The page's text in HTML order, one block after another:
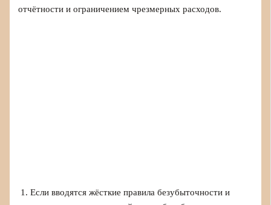
отчётности и ограничением чрезмерных расходов.
Если вводятся жёсткие правила безубыточности и